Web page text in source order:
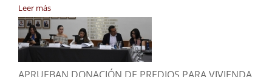
Leer más